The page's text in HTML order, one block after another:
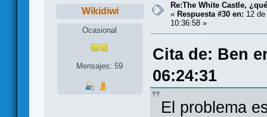
Wikidiwi
Ocasional
Mensajes: 59
Re:The White Castle,
« Respuesta #30 en: 12
10:36:58 »
Cita de: Ben
06:24:31
El problema